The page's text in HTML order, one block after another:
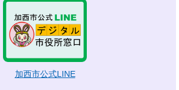
加西市公式LINE